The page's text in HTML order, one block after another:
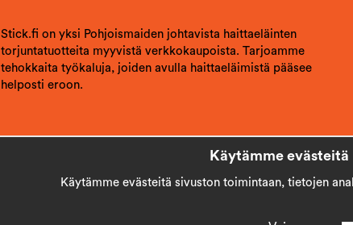
Stick.fi on yksi Pohjoismaiden johtavista haittaeläinten
torjuntatuotteita myyvistä verkkokaupoista. Tarjoamme
tehokkaita työkaluja, joiden avulla haittaeläimistä pääsee
helposti eroon.
Käytämme evästeitä
Käytämme evästeitä sivuston toimintaan, tietojen